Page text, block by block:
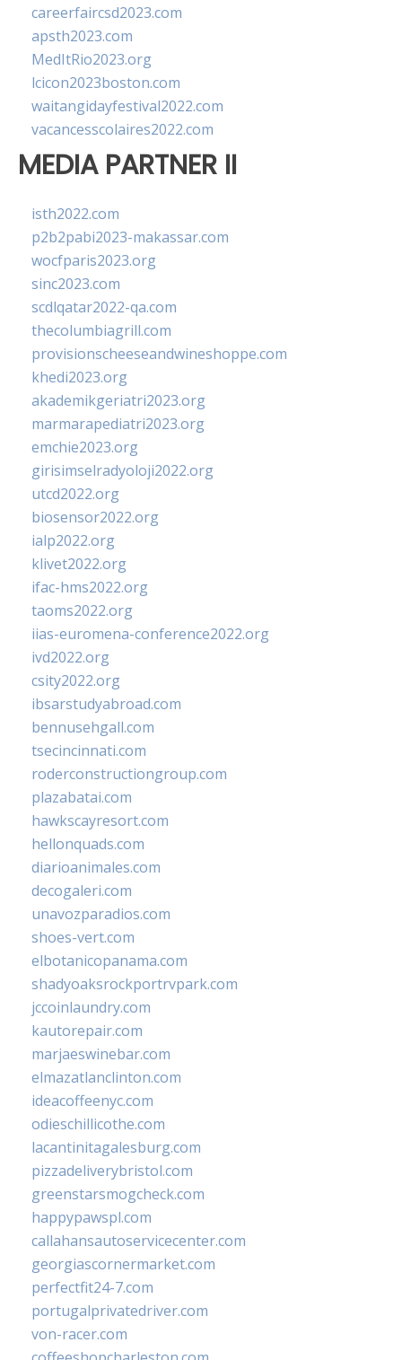
careerfaircsd2023.com
apsth2023.com
MedItRio2023.org
lcicon2023boston.com
waitangidayfestival2022.com
vacancesscolaires2022.com
MEDIA PARTNER II
isth2022.com
p2b2pabi2023-makassar.com
wocfparis2023.org
sinc2023.com
scdlqatar2022-qa.com
thecolumbiagrill.com
provisionscheeseandwineshoppe.com
khedi2023.org
akademikgeriatri2023.org
marmarapediatri2023.org
emchie2023.org
girisimselradyoloji2022.org
utcd2022.org
biosensor2022.org
ialp2022.org
klivet2022.org
ifac-hms2022.org
taoms2022.org
iias-euromena-conference2022.org
ivd2022.org
csity2022.org
ibsarstudyabroad.com
bennusehgall.com
tsecincinnati.com
roderconstructiongroup.com
plazabatai.com
hawkscayresort.com
hellonquads.com
diarioanimales.com
decogaleri.com
unavozparadios.com
shoes-vert.com
elbotanicopanama.com
shadyoaksrockportrvpark.com
jccoinlaundry.com
kautorepair.com
marjaeswinebar.com
elmazatlanclinton.com
ideacoffeenyc.com
odieschillicothe.com
lacantinitagalesburg.com
pizzadeliverybristol.com
greenstarsmogcheck.com
happypawspl.com
callahansautoservicecenter.com
georgiascornermarket.com
perfectfit24-7.com
portugalprivatedriver.com
von-racer.com